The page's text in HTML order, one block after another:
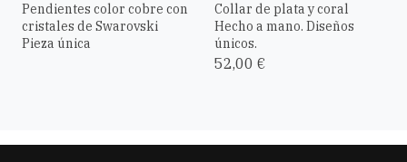
Pendientes color cobre con
cristales de Swarovski
Pieza única
Collar de plata y coral
Hecho a mano. Diseños
únicos.
52,00 €